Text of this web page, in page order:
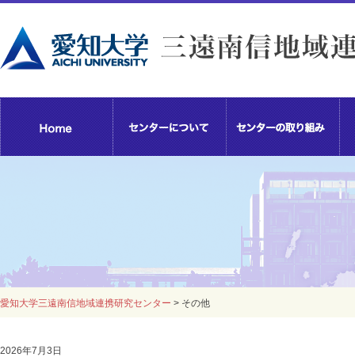
愛知大学三遠南信地域連携研究センター > その他
2026年7月3日